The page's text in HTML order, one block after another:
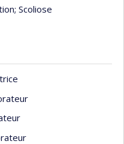
Scoliose